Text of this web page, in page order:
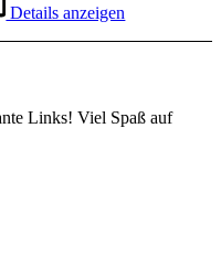
Details anzeigen
Links! Viel Spaß auf